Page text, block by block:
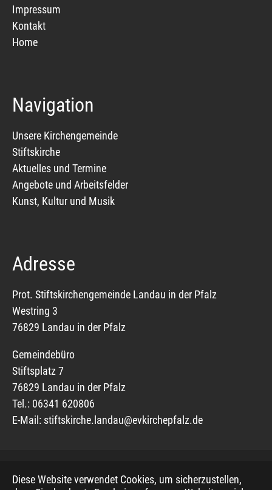
Diese Website verwendet Cookies, um sicherzustellen,
Impressum
Kontakt
Home
Navigation
Unsere Kirchengemeinde
Stiftskirche
Aktuelles und Termine
Angebote und Arbeitsfelder
Kunst, Kultur und Musik
Adresse
Prot. Stiftskirchengemeinde Landau in der Pfalz
Westring 3
76829 Landau in der Pfalz
Gemeindebüro
Stiftsplatz 7
76829 Landau in der Pfalz
Tel.: 06341 620806
E-Mail: stiftskirche.landau@evkirchepfalz.de